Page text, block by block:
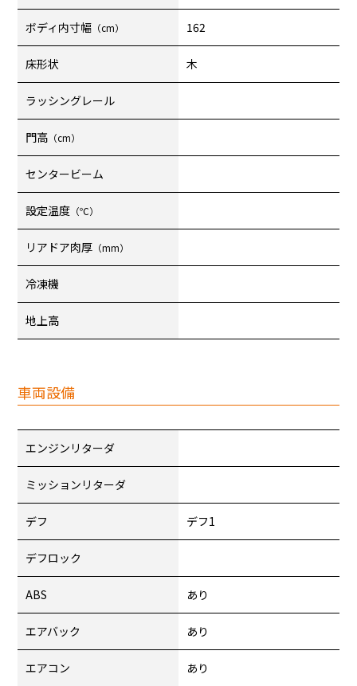
ボディ内寸幅 （cm） 162
床形状 木
ラッシングレール
門高 （cm）
センタービーム
設定温度 （℃）
リアドア肉厚 （mm）
冷凍機
地上高
車両設備
エンジンリターダ
ミッションリターダ
デフ デフ1
デフロック
ABS あり
エアバック あり
エアコン あり